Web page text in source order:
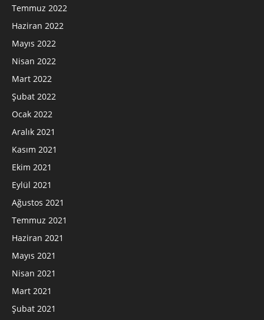
Temmuz 2022
Haziran 2022
Mayıs 2022
Nisan 2022
Mart 2022
Şubat 2022
Ocak 2022
Aralık 2021
Kasım 2021
Ekim 2021
Eylül 2021
Ağustos 2021
Temmuz 2021
Haziran 2021
Mayıs 2021
Nisan 2021
Mart 2021
Şubat 2021